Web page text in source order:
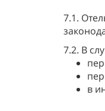
7.1.
7.2. В
в